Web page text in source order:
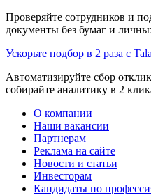
Проверяйте сотрудников и
документы без бумаг и
Ускорьте подбор в 2 раза с
Автоматизируйте сбор
собирайте аналитику в 2
О компании
Наши вакансии
Партнерам
Реклама на сайте
Новости и статьи
Инвесторам
Кандидаты по